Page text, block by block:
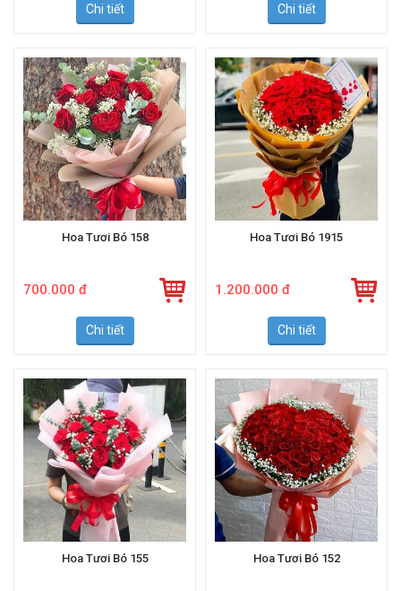
Chi tiết Chi tiết
Hoa Tươi Bó 158
700.000 đ
Chi tiết
Hoa Tươi Bó 1915
1.200.000 đ
Chi tiết
Hoa Tươi Bó 155 Hoa Tươi Bó 152